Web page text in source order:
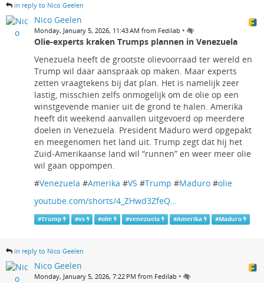
in reply to Nico Geelen
Nico Geelen
Monday, January 5, 2026, 11:43 AM from Fedilab •
Olie-experts kraken Trumps plannen in Venezuela
Venezuela heeft de grootste olievoorraad ter wereld en
Trump wil daar aanspraak op maken. Maar experts
zetten vraagtekens bij dat plan. Het is namelijk zeer
lastig, misschien zelfs onmogelijk om de olie op een
winstgevende manier uit de grond te halen. Amerika
heeft dit weekend aanvallen uitgevoerd op meerdere
doelen in Venezuela. President Maduro werd opgepakt
en meegenomen het land uit. Trump zegt dat hij het
Zuid-Amerikaanse land wil “runnen” en weer meer olie
wil gaan oppompen.
#Venezuela #Amerika #VS #Trump #Maduro #olie
youtube.com/shorts/4_ZHwd3ZfeQ…
#Trump #vs #olie #venezuela #Amerika #Maduro
in reply to Nico Geelen
Nico Geelen
Monday, January 5, 2026, 7:22 PM from Fedilab •